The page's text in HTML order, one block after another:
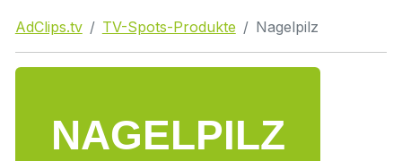
AdClips.tv TV-Spots-Produkte Nagelpilz